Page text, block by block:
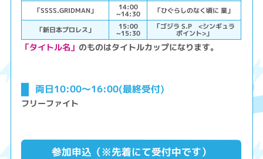
「SSSS.GRIDMAN」
14:00
~14:30
「ひぐらしのなく頃に 業」
「新日本プロレス」
15:00
~15:30
「ゴジラ S.P <シンギュラ
ポイント>」
「タイトル名」 のものはタイトルカップになります。
両日10:00～16:00(最終受付)
フリーファイト
参加申込（※先着にて受付中です）